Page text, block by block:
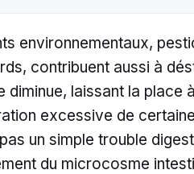
environnementaux,
contribuent aussi à
diminue, laissant la place
excessive de
un simple trouble
du microcosme